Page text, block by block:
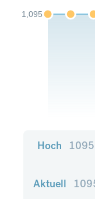
1,095
Hoch
Aktuell